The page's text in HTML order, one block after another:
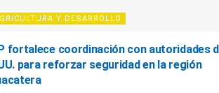
Y DESARROLLO
fortalece coordinación con autoridades
para reforzar seguridad en la región